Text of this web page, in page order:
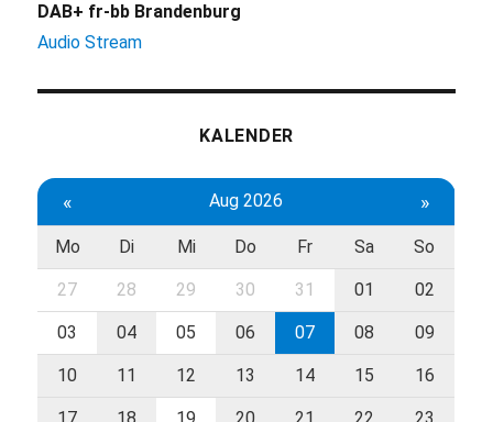
DAB+ fr-bb Brandenburg
Audio Stream
KALENDER
« Aug 2026 »
Mo Di Mi Do Fr Sa So
27 28 29 30 31 01 02
03 04 05 06 07 08 09
10 11 12 13 14 15 16